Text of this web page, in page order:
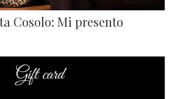
Cosolo: Mi presento